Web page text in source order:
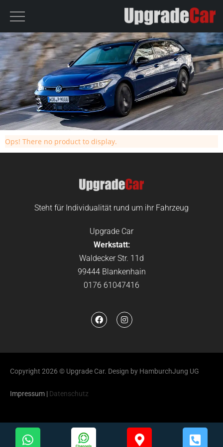
Ops! There no product to display.
Steht für Individualität rund um ihr Fahrzeug
Upgrade Car
Werkstatt:
Waldecker Str. 11d
99444 Blankenhain
0176 61047416
Copyright 2026 © Upgrade Car. Design by HamburchJung UG
Impressum | Datenschutz